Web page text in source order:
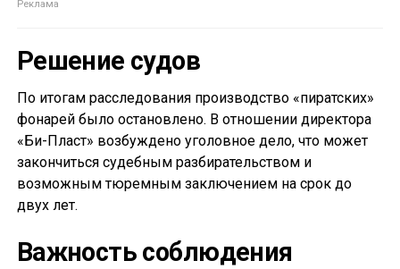
Решение судов
По итогам расследования производство «пиратских»
фонарей было остановлено. В отношении директора
«Би-Пласт» возбуждено уголовное дело, что может
закончиться судебным разбирательством и
возможным тюремным заключением на срок до
двух лет.
Важность соблюдения